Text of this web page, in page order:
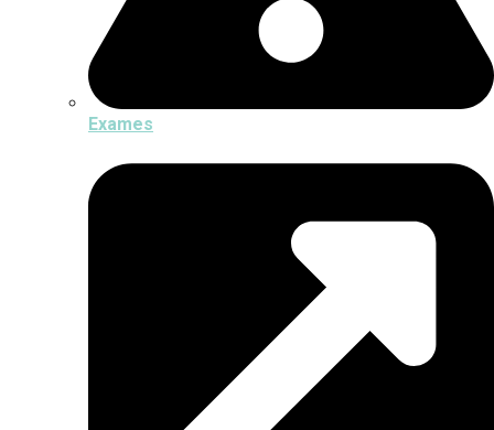
Exames